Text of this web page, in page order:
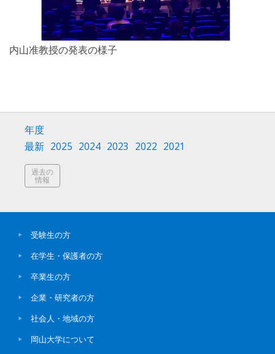
内山准教授の発表の様子
年度
最新 2025 2024 2023 2022 2021
過去の
情報
受験生の方
在学生・保護者の方
卒業生の方
企業・研究者の方
社会人・地域の方
岡山大学について